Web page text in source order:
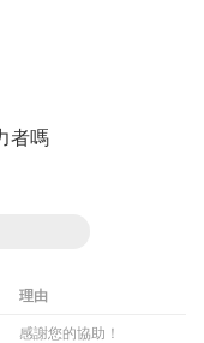
者嗎
理由
感謝您的協助！